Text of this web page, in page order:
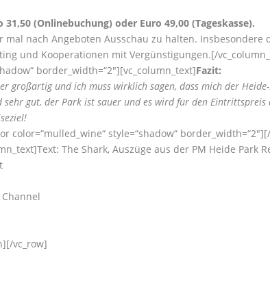
31,50 (Onlinebuchung) oder Euro 49,00 (Tageskasse).
nach Angeboten Ausschau zu halten. Insbesondere
und Kooperationen mit Vergünstigungen.[/
border_width=“2″][vc_column_text]Fazit:
großartig und ich muss wirklich sagen, dass mich der
gut, der Park ist sauer und es wird für den Eintrittspreis
color=“mulled_wine“ style=“shadow“
The Shark, Auszüge aus der PM Heide Park
vc_row]